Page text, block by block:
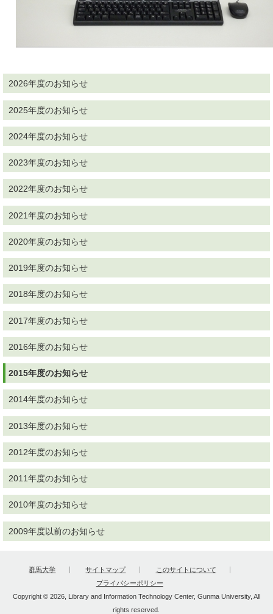
2026年度のお知らせ
2025年度のお知らせ
2024年度のお知らせ
2023年度のお知らせ
2022年度のお知らせ
2021年度のお知らせ
2020年度のお知らせ
2019年度のお知らせ
2018年度のお知らせ
2017年度のお知らせ
2016年度のお知らせ
2015年度のお知らせ
2014年度のお知らせ
2013年度のお知らせ
2012年度のお知らせ
2011年度のお知らせ
2010年度のお知らせ
2009年度以前のお知らせ
群馬大学 サイトマップ
このサイトについて
プライバシーポリシー
Copyright © 2026, Library and Information Technology Center, Gunma University, All
rights reserved.